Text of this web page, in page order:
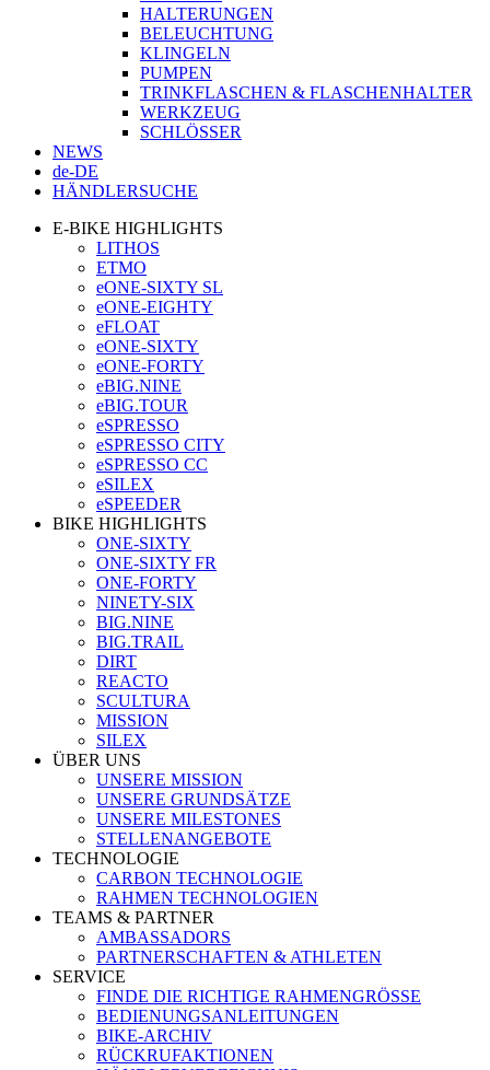
HALTERUNGEN
BELEUCHTUNG
KLINGELN
PUMPEN
TRINKFLASCHEN & FLASCHENHALTER
WERKZEUG
SCHLÖSSER
NEWS
de-DE
HÄNDLERSUCHE
E-BIKE HIGHLIGHTS
LITHOS
ETMO
eONE-SIXTY SL
eONE-EIGHTY
eFLOAT
eONE-SIXTY
eONE-FORTY
eBIG.NINE
eBIG.TOUR
eSPRESSO
eSPRESSO CITY
eSPRESSO CC
eSILEX
eSPEEDER
BIKE HIGHLIGHTS
ONE-SIXTY
ONE-SIXTY FR
ONE-FORTY
NINETY-SIX
BIG.NINE
BIG.TRAIL
DIRT
REACTO
SCULTURA
MISSION
SILEX
ÜBER UNS
UNSERE MISSION
UNSERE GRUNDSÄTZE
UNSERE MILESTONES
STELLENANGEBOTE
TECHNOLOGIE
CARBON TECHNOLOGIE
RAHMEN TECHNOLOGIEN
TEAMS & PARTNER
AMBASSADORS
PARTNERSCHAFTEN & ATHLETEN
SERVICE
FINDE DIE RICHTIGE RAHMENGRÖSSE
BEDIENUNGSANLEITUNGEN
BIKE-ARCHIV
RÜCKRUFAKTIONEN